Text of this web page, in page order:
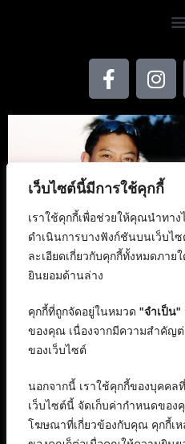
เว็บไซต์นี้มีการใช้คุกกี้
เราใช้คุกกี้เพื่อช่วยให้คุณนำทา
ดำเนินการบางฟังก์ชันบนเว็บไ
ละเอียดเกี่ยวกับคุกกี้ทั้งหมดภา
ยินยอมด้านล่าง
คุกกี้ที่ถูกจัดอยู่ในหมวด "จำเป็น"
ของคุณ เนื่องจากมีความสำคัญ
ของเว็บไซต์
นอกจากนี้ เราใช้คุกกี้ของบุคคล
เว็บไซต์นี้ จัดเก็บค่ากำหนดขอ
โฆษณาที่เกี่ยวข้องกับคุณ คุกกี้เห